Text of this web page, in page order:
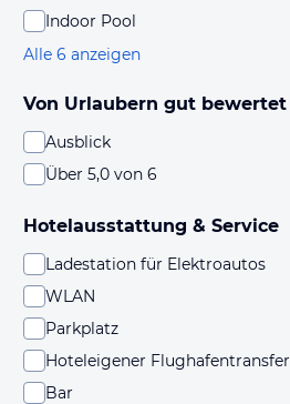
Indoor Pool
Alle 6 anzeigen
Von Urlaubern gut bewertet
Ausblick
Über 5,0 von 6
Hotelausstattung & Service
Ladestation für Elektroautos
WLAN
Parkplatz
Hoteleigener Flughafentransfer
Bar